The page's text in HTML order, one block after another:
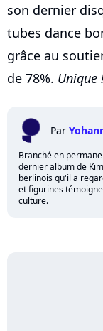
son dernier
tubes dance
grâce au
de 78%. Unique
Par
Branché en
dernier album de
berlinois qu'il a
et figurines
culture.